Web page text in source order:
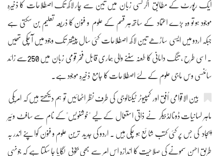
ایک رپورٹ کے مطابق اگر کسی زبان میں تین سے چار لاکھ تک اصطلاحات کا ذخیرہ
موجود ہو تو وہ بڑے اعتماد کے ساتھ ہر قسم کے علوم و فنون کا ذریعہ تعلیم بن سکتی ہے
جبکہ اردو میں ایسی ساڑھے تین لاکھ اصطلاحات کئی سال پیشتر تک وجود میں آ چکی تھیں
۔ اسی طرح ، تنگ دامانی کا طعنہ سننے والی ہماری قابل فخر قومی زبان میں 250سے زائد
سائنسی وس ماجی علوم کے لئے اصطلاحات کا جامع ذخیرہ موجود ہے۔
بین الاقوامی اُفق اور کمپیوٹر ٹیکنالوجی کی طرف نظر اٹھائیں تو ہم دیکھتے ہیں کہ امریکی
ماہر لسانیات ڈونالڈبیکر نے ذاتی استعمال کے لیے "خوشنویس"کے نام سے سافٹ وئیر
ایجاد کی جس پر کئی کتب شائع ہو چکی ہیں ۔ اردو کی جدید ترین علوم و فنون کوا پنے اندر بہ
طریق احسن سمونے کی صلاحیت کا اندازہ اس امر سے بھی بخوبی لگایا جا سکتا ہے کہ جونہی